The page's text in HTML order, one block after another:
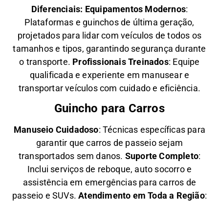
Diferenciais: Equipamentos Modernos:
Plataformas e guinchos de última geração,
projetados para lidar com veículos de todos os
tamanhos e tipos, garantindo segurança durante
o transporte. Profissionais Treinados: Equipe
qualificada e experiente em manusear e
transportar veículos com cuidado e eficiência.
Guincho para Carros
Manuseio Cuidadoso: Técnicas específicas para
garantir que carros de passeio sejam
transportados sem danos. Suporte Completo:
Inclui serviços de reboque, auto socorro e
assistência em emergências para carros de
passeio e SUVs.Atendimento em Toda a Região: